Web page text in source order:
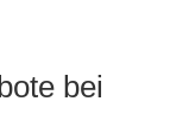
bei